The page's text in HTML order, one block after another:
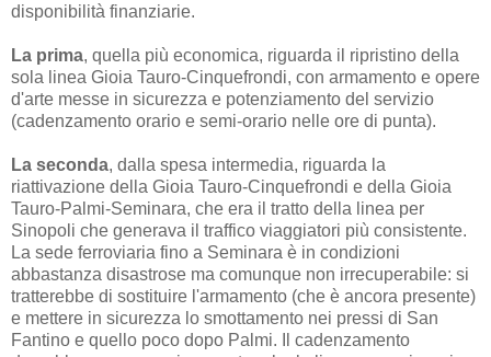
disponibilità finanziarie.
La prima, quella più economica, riguarda il ripristino della
sola linea Gioia Tauro-Cinquefrondi, con armamento e opere
d'arte messe in sicurezza e potenziamento del servizio
(cadenzamento orario e semi-orario nelle ore di punta).
La seconda, dalla spesa intermedia, riguarda la
riattivazione della Gioia Tauro-Cinquefrondi e della Gioia
Tauro-Palmi-Seminara, che era il tratto della linea per
Sinopoli che generava il traffico viaggiatori più consistente.
La sede ferroviaria fino a Seminara è in condizioni
abbastanza disastrose ma comunque non irrecuperabile: si
tratterebbe di sostituire l'armamento (che è ancora presente)
e mettere in sicurezza lo smottamento nei pressi di San
Fantino e quello poco dopo Palmi. Il cadenzamento